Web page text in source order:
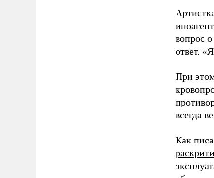
вопрос
ответ.
При
всегда
Как